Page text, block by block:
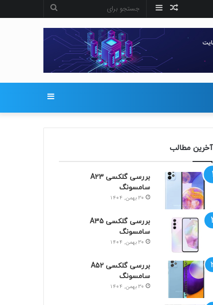
برای
سایدبار نوشته
تصادفی
آخرین مطالب
بررسی گلکسی A23
سامسونگ
30 بهمن, 1404
بررسی گلکسی A35
سامسونگ
30 بهمن, 1404
بررسی گلکسی A52
سامسونگ
30 بهمن, 1404